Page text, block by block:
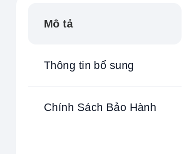
Mô tả
Thông tin bổ sung
Chính Sách Bảo Hành